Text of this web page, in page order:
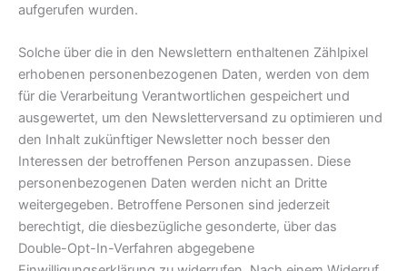
aufgerufen wurden.
Solche über die in den Newslettern enthaltenen Zählpixel
erhobenen personenbezogenen Daten, werden von dem
für die Verarbeitung Verantwortlichen gespeichert und
ausgewertet, um den Newsletterversand zu optimieren und
den Inhalt zukünftiger Newsletter noch besser den
Interessen der betroffenen Person anzupassen. Diese
personenbezogenen Daten werden nicht an Dritte
weitergegeben. Betroffene Personen sind jederzeit
berechtigt, die diesbezügliche gesonderte, über das
Double-Opt-In-Verfahren abgegebene